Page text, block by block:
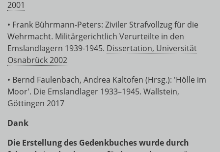
2001
• Frank Bührmann-Peters: Ziviler Strafvollzug für die
Wehrmacht. Militärgerichtlich Verurteilte in den
Emslandlagern 1939-1945. Dissertation, Universität
Osnabrück 2002
• Bernd Faulenbach, Andrea Kaltofen (Hrsg.): 'Hölle im
Moor'. Die Emslandlager 1933–1945. Wallstein,
Göttingen 2017
Dank
Die Erstellung des Gedenkbuches wurde durch